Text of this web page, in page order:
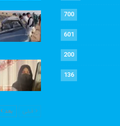
700
601
200
136
قبلی بعد